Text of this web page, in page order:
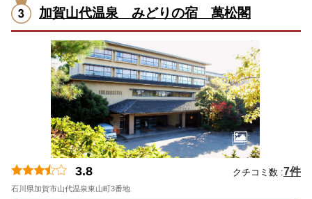
加賀山代温泉 みどりの宿 萬松閣
3.8 クチコミ数 :7件
石川県加賀市山代温泉東山町3番地